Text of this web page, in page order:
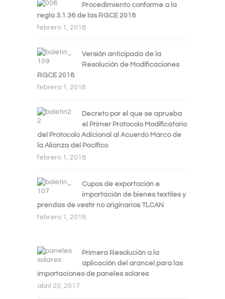
Procedimiento conforme a la
regla 3.1.36 de las RGCE 2018
febrero 1, 2018
Versión anticipada de la
Resolución de Modificaciones
RGCE 2018
febrero 1, 2018
Decreto por el que se aprueba
el Primer Protocolo Modificatorio
del Protocolo Adicional al Acuerdo Marco de
la Alianza del Pacífico
febrero 1, 2018
Cupos de exportación e
importación de bienes textiles y
prendas de vestir no originarios TLCAN
febrero 1, 2018
Primera Resolución a la
aplicación del arancel para las
importaciones de paneles solares
abril 20, 2017